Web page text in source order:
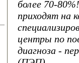
более 70-
приходят на
центры по
диагноза -